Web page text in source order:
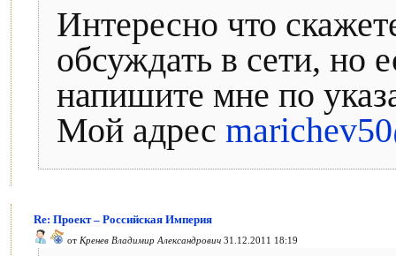
Интересно что
обсуждать в сети, но
напишите мне по
Мой адрес
Re: Проект – Российская Империя
от Кренев Владимир Александрович 31.12.2011 18:19